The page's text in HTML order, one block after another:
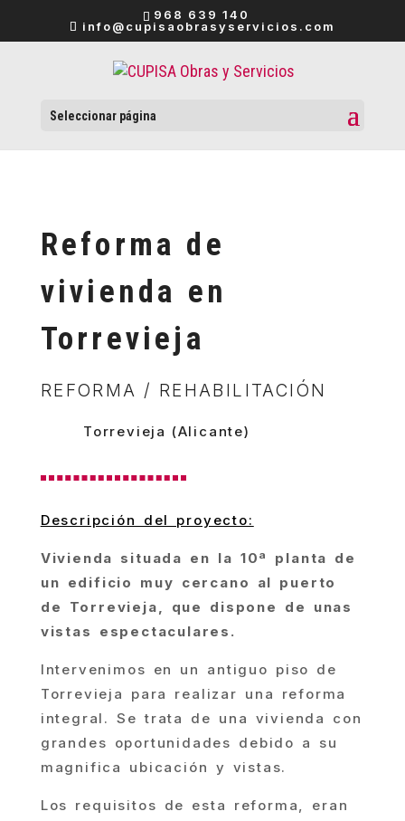
968 639 140
info@cupisaobrasyservicios.com
Seleccionar página
Reforma de
vivienda en
Torrevieja
REFORMA / REHABILITACIÓN
Torrevieja (Alicante)
Descripción del proyecto:
Vivienda situada en la 10ª planta de
un edificio muy cercano al puerto
de Torrevieja, que dispone de unas
vistas espectaculares.
Intervenimos en un antiguo piso de
Torrevieja para realizar una reforma
integral. Se trata de una vivienda con
grandes oportunidades debido a su
magnifica ubicación y vistas.
Los requisitos de esta reforma, eran